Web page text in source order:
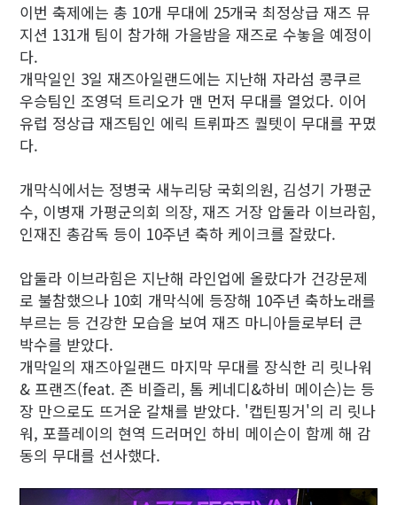
이번 축제에는 총 10개 무대에 25개국 최정상급 재즈 뮤
지션 131개 팀이 참가해 가을밤을 재즈로 수놓을 예정이
다.
개막일인 3일 재즈아일랜드에는 지난해 자라섬 콩쿠르
우승팀인 조영덕 트리오가 맨 먼저 무대를 열었다. 이어
유럽 정상급 재즈팀인 에릭 트뤼파즈 퀄텟이 무대를 꾸몄
다.
개막식에서는 정병국 새누리당 국회의원, 김성기 가평군
수, 이병재 가평군의회 의장, 재즈 거장 압둘라 이브라힘,
인재진 총감독 등이 10주년 축하 케이크를 잘랐다.
압둘라 이브라힘은 지난해 라인업에 올랐다가 건강문제
로 불참했으나 10회 개막식에 등장해 10주년 축하노래를
부르는 등 건강한 모습을 보여 재즈 마니아들로부터 큰
박수를 받았다.
개막일의 재즈아일랜드 마지막 무대를 장식한 리 릿나워
& 프랜즈(feat. 존 비즐리, 톰 케네디&하비 메이슨)는 등
장 만으로도 뜨거운 갈채를 받았다. '캡틴핑거'의 리 릿나
워, 포플레이의 현역 드러머인 하비 메이슨이 함께 해 감
동의 무대를 선사했다.